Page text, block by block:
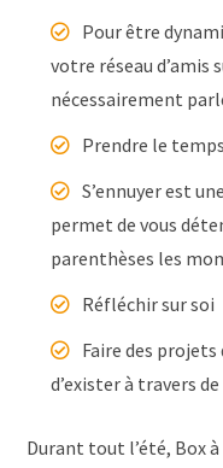
Pour être
votre réseau d’amis
nécessairement
Prendre le
S’ennuyer est
permet de vous
parenthèses les
Réfléchir sur soi
Faire des projets
d’exister à travers
Durant tout l’été, Box